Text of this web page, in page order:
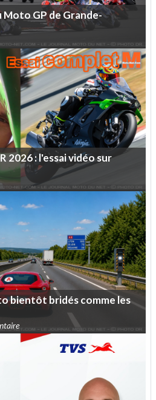
MotoGPdeGrande-
2026:l'essaividéosur
bientôt bridéscommeles